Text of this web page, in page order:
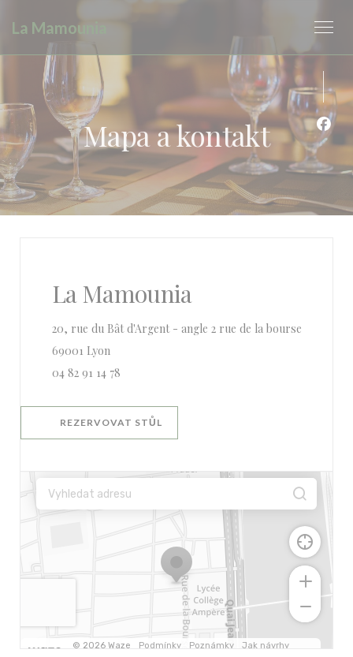
La Mamounia
Mapa a kontakt
La Mamounia
20, rue du Bât d'Argent - angle 2 rue de la bourse
69001 Lyon
04 82 91 14 78
REZERVOVAT STŮL